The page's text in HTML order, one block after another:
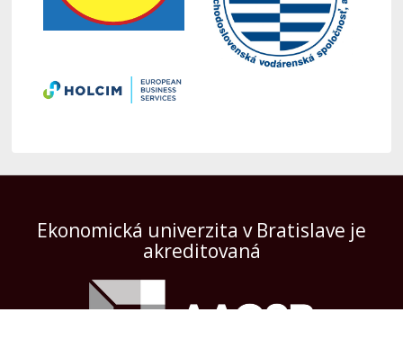
Ekonomická univerzita v Bratislave je
akreditovaná
Preberanie textov, fotografií a iných materiálov je dovolené výhradne len s
povolením Podnikovohospodárskej fakulty EU v Bratislave so sídlom v
Košiciach a s uvedením zdroja.
© 1940 - 2026 Podnikovohospodárska fakulta so sídlom v Košiciach -